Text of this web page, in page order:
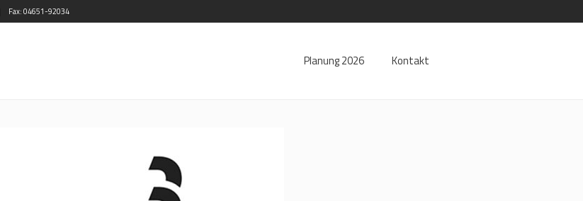
Fax: 04651-92034
Planung 2026 Kontakt